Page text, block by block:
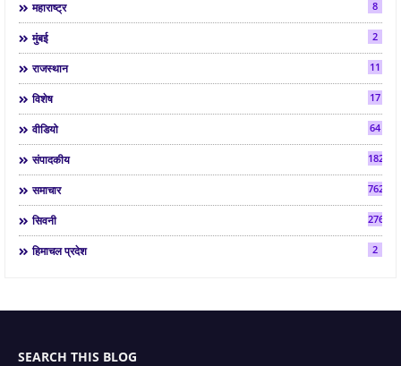
महाराष्ट्र 8
मुंबई 2
राजस्थान 11
विशेष 17
वीडियो 64
संपादकीय 182
समाचार 7624
सिवनी 2763
हिमाचल प्रदेश 2
SEARCH THIS BLOG